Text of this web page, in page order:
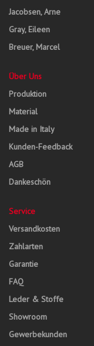
Jacobsen, Arne
Gray, Eileen
Breuer, Marcel
Über Uns
Produktion
Material
Made in Italy
Kunden-Feedback
AGB
Dankeschön
Service
Versandkosten
Zahlarten
Garantie
FAQ
Leder & Stoffe
Showroom
Gewerbekunden